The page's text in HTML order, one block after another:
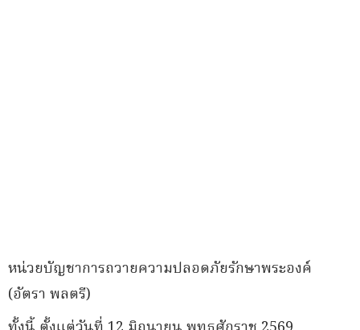
หน่วยบัญชาการถวายความปลอดภัยรักษาพระองค์
(อัตรา พลตรี)